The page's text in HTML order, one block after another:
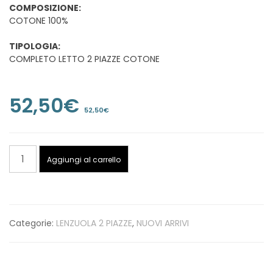
COMPOSIZIONE:
COTONE 100%
TIPOLOGIA:
COMPLETO LETTO 2 PIAZZE COTONE
52,50€ 52,50€
COMPLETO
LETTO
SOPRA
Aggiungi al carrello
Categorie: LENZUOLA 2 PIAZZE, NUOVI ARRIVI